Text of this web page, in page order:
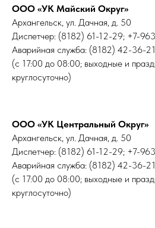
ООО «УК Майский Округ»
Архангельск, ул. Дачная, д. 50
Диспетчер: (8182) 61-12-29; +7-
Аварийная служба: (8182) 42-36-21
(с 17:00 до 08:00; выходные и
круглосуточно)
ООО «УК Центральный Округ»
Архангельск, ул. Дачная, д. 50
Диспетчер: (8182) 61-12-29; +7-
Аварийная служба: (8182) 42-36-21
(с 17:00 до 08:00; выходные и
круглосуточно)